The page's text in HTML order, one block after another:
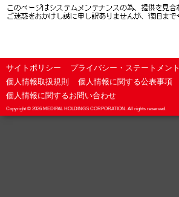
サイトポリシー プライバシー・ステートメント
個人情報取扱規則
個人情報に関する公表事項
個人情報に関するお問い合わせ
Copyright © 2026 MEDIPAL HOLDINGS CORPORATION. All rights reserved.